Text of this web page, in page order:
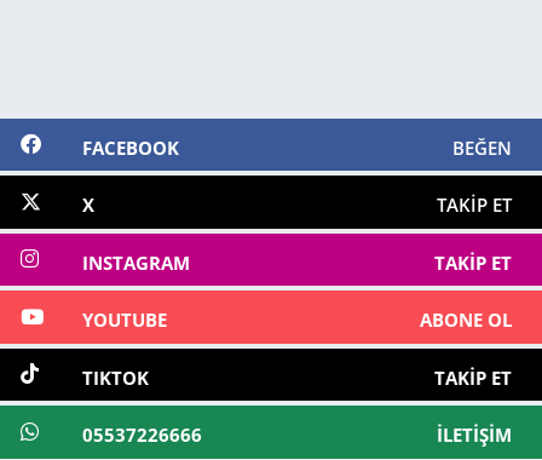
FACEBOOK BEĞEN
X TAKIP ET
INSTAGRAM TAKIP ET
YOUTUBE ABONE OL
TIKTOK TAKIP ET
05537226666 İLETIŞIM